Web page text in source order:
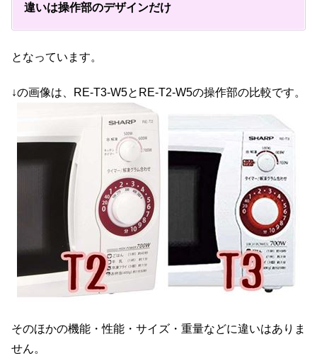
違いは操作部のデザインだけ
となっています。
↓の画像は、RE-T3-W5とRE-T2-W5の操作部の比較です。
そのほかの機能・性能・サイズ・重量などに違いはありま
せん。